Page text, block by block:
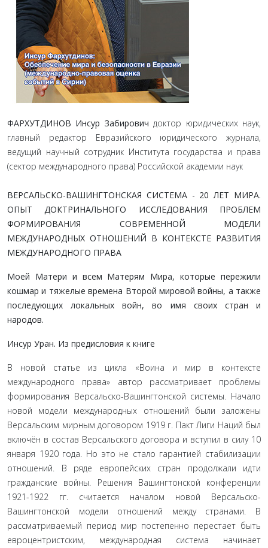
ФАРХУТДИНОВ Инсур Забировичдоктор юридических наук,
главный редактор Евразийского юридического журнала,
ведущий научный сотрудник Института государства и права
(сектор международного права) Российской академии наук
ВЕРСАЛЬСКО-ВАШИНГТОНСКАЯ СИСТЕМА - 20 ЛЕТ МИРА.
ОПЫТ ДОКТРИНАЛЬНОГО ИССЛЕДОВАНИЯ ПРОБЛЕМ
ФОРМИРОВАНИЯ СОВРЕМЕННОЙ МОДЕЛИ
МЕЖДУНАРОДНЫХ ОТНОШЕНИЙ В КОНТЕКСТЕ РАЗВИТИЯ
МЕЖДУНАРОДНОГО ПРАВА
Моей Матери и всем Матерям Мира, которые пережили
кошмар и тяжелые времена Второй мировой войны, а также
последующих локальных войн, во имя своих стран и
народов.
Инсур Уран. Из предисловия к книге
В новой статье из цикла «Воина и мир в контексте
международного права» автор рассматривает проблемы
формирования Версальско-Вашингтонской системы. Начало
новой модели международных отношений были заложены
Версальским мирным договором 1919 г. Пакт Лиги Наций был
включён в состав Версальского договора и вступил в силу 10
января 1920 года. Но это не стало гарантией стабилизации
отношений. В ряде европейских стран продолжали идти
гражданские войны. Решения Вашингтонской конференции
1921-1922 гг. считается началом новой Версальско-
Вашингтонской модели отношений между странами. В
рассматриваемый период мир постепенно перестает быть
евроцентристским, международная система начинает